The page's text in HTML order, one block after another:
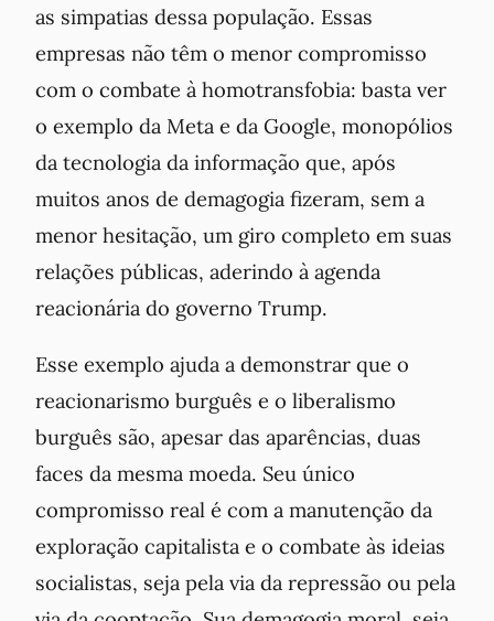
as simpatias dessa população. Essas
empresas não têm o menor compromisso
com o combate à homotransfobia: basta ver
o exemplo da Meta e da Google, monopólios
da tecnologia da informação que, após
muitos anos de demagogia fizeram, sem a
menor hesitação, um giro completo em suas
relações públicas, aderindo à agenda
reacionária do governo Trump.
Esse exemplo ajuda a demonstrar que o
reacionarismo burguês e o liberalismo
burguês são, apesar das aparências, duas
faces da mesma moeda. Seu único
compromisso real é com a manutenção da
exploração capitalista e o combate às ideias
socialistas, seja pela via da repressão ou pela